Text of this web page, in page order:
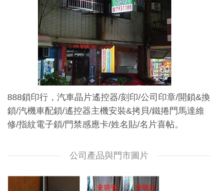
888鎖印行，汽車晶片遙控器/刻印/公司印章/開鎖&換
鎖/汽機車配鎖/遙控器主機安裝&拷貝/鐵捲門馬達維
修/指紋電子鎖/門禁感應卡/姓名貼/名片喜帖。
公司產品與門市圖片